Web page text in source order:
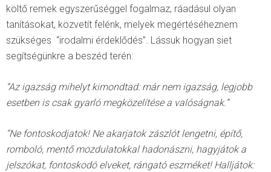
költő remek egyszerűséggel fogalmaz, ráadásul olyan
tanításokat, közvetít felénk, melyek megértéséheznem
szükséges “irodalmi érdeklődés”. Lássuk hogyan siet
segítségünkre a beszéd terén:
“Az igazság mihelyt kimondtad: már nem igazság, legjobb
esetben is csak gyarló megközelítése a valóságnak.”
“Ne fontoskodjatok! Ne akarjatok zászlót lengetni, építő,
romboló, mentő mozdulatokkal hadonászni, hagyjátok a
jelszókat, fontoskodó elveket, rángató eszméket! Halljátok: